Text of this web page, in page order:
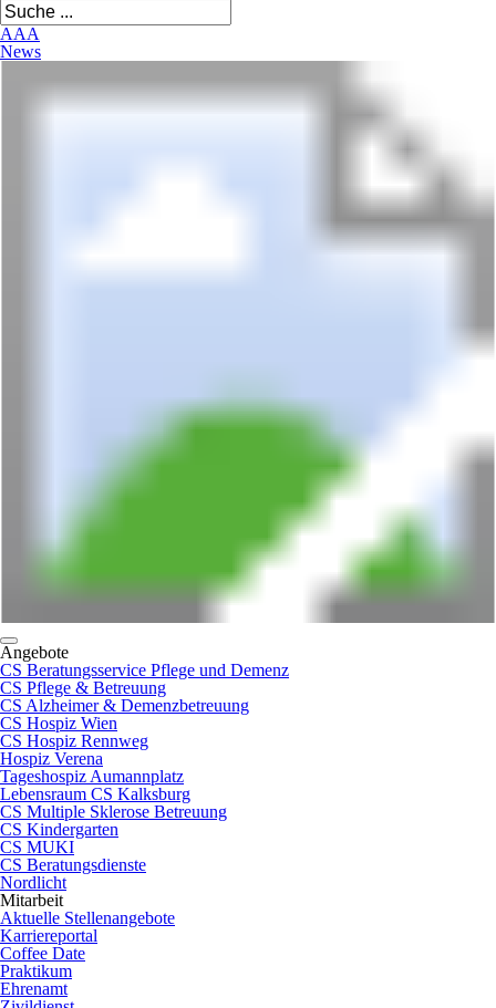
AAA
News
Angebote
CS Beratungsservice Pflege und Demenz
CS Pflege & Betreuung
CS Alzheimer & Demenzbetreuung
CS Hospiz Wien
CS Hospiz Rennweg
Hospiz Verena
Tageshospiz Aumannplatz
Lebensraum CS Kalksburg
CS Multiple Sklerose Betreuung
CS Kindergarten
CS MUKI
CS Beratungsdienste
Nordlicht
Mitarbeit
Aktuelle Stellenangebote
Karriereportal
Coffee Date
Praktikum
Ehrenamt